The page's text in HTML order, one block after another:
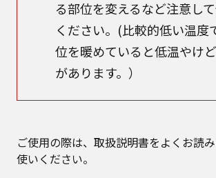
る部位を変えるなど注意し
ください。(比較的低い温度
位を暖めていると低温やけ
があります。）
ご使用の際は、取扱説明書をよくお読
使いください。